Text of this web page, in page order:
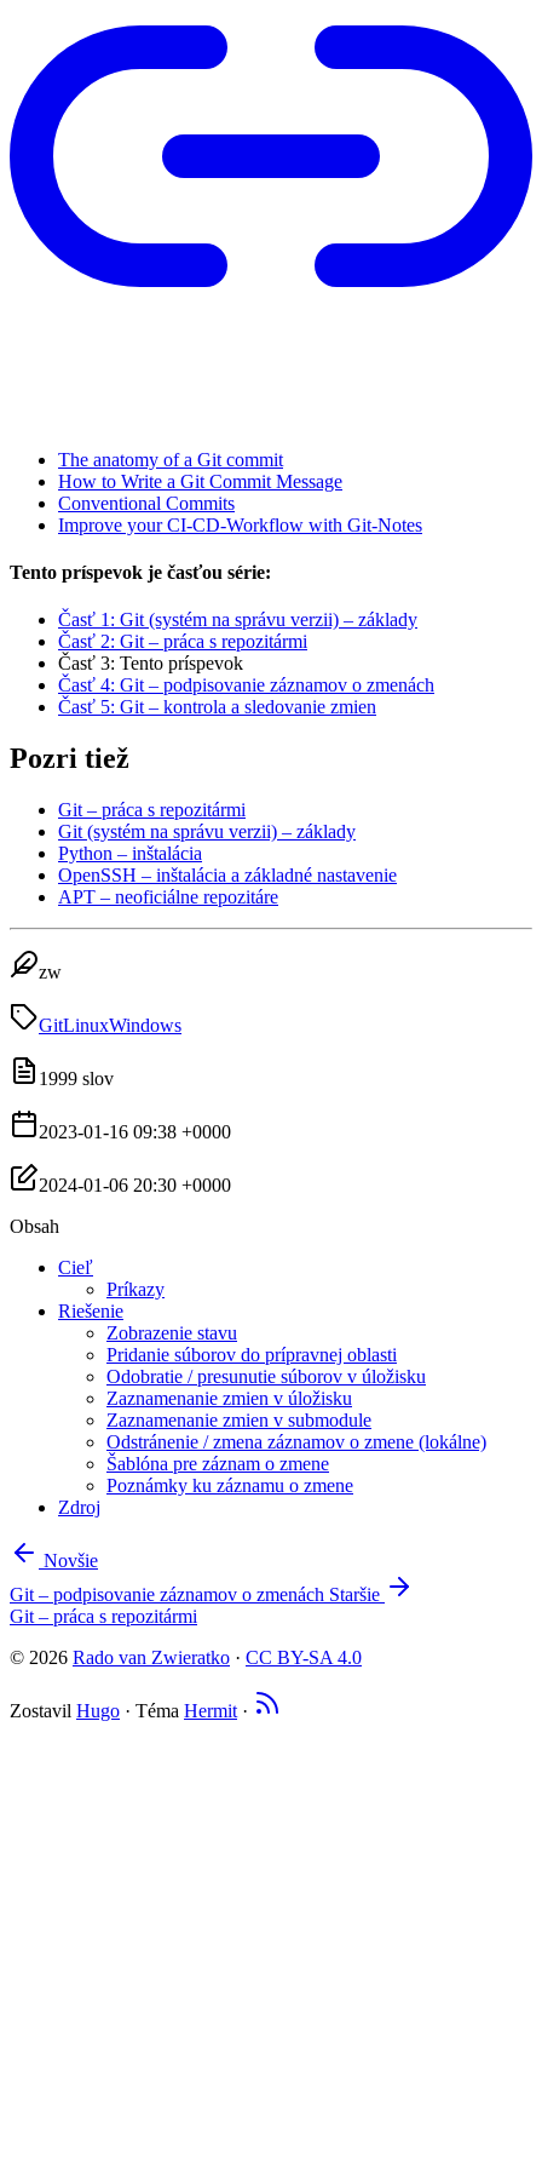
The anatomy of a Git commit
How to Write a Git Commit Message
Conventional Commits
Improve your CI-CD-Workflow with Git-Notes
Tento príspevok je časťou série:
Časť 1: Git (systém na správu verzii) – základy
Časť 2: Git – práca s repozitármi
Časť 3: Tento príspevok
Časť 4: Git – podpisovanie záznamov o zmenách
Časť 5: Git – kontrola a sledovanie zmien
Pozri tiež
Git – práca s repozitármi
Git (systém na správu verzii) – základy
Python – inštalácia
OpenSSH – inštalácia a základné nastavenie
APT – neoficiálne repozitáre
zw
GitLinuxWindows
1999 slov
2023-01-16 09:38 +0000
2024-01-06 20:30 +0000
Obsah
Cieľ
Príkazy
Riešenie
Zobrazenie stavu
Pridanie súborov do prípravnej oblasti
Odobratie / presunutie súborov v úložisku
Zaznamenanie zmien v úložisku
Zaznamenanie zmien v submodule
Odstránenie / zmena záznamov o zmene (lokálne)
Šablóna pre záznam o zmene
Poznámky ku záznamu o zmene
Zdroj
Novšie
Git – podpisovanie záznamov o zmenách Staršie
Git – práca s repozitármi
© 2026 Rado van Zwieratko · CC BY-SA 4.0
Zostavil Hugo · Téma Hermit ·